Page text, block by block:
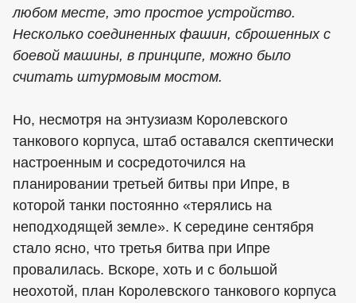
любом месте, это простое устройство.
Несколько соединенных фашин, сброшенных с
боевой машины, в принципе, можно было
считать штурмовым мостом.
Но, несмотря на энтузиазм Королевского
танкового корпуса, штаб оставался скептически
настроенным и сосредоточился на
планировании третьей битвы при Ипре, в
которой танки постоянно «терялись на
неподходящей земле». К середине сентября
стало ясно, что третья битва при Ипре
провалилась. Вскоре, хоть и с большой
неохотой, план Королевского танкового корпуса